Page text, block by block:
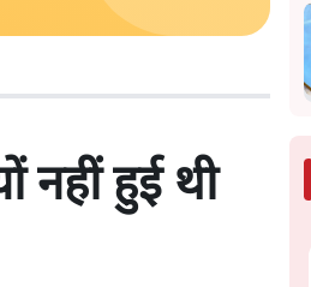
नहीं हुई थी